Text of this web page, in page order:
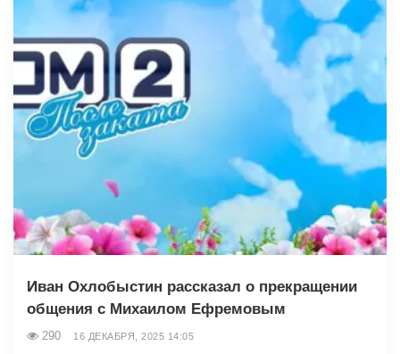
Иван Охлобыстин рассказал о прекращении
общения с Михаилом Ефремовым
290 16 ДЕКАБРЯ, 2025 14:05